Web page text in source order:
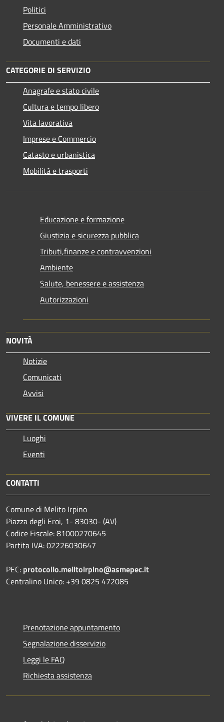
Politici
Personale Amministrativo
Documenti e dati
CATEGORIE DI SERVIZIO
Anagrafe e stato civile
Cultura e tempo libero
Vita lavorativa
Imprese e Commercio
Catasto e urbanistica
Mobilità e trasporti
Educazione e formazione
Giustizia e sicurezza pubblica
Tributi,finanze e contravvenzioni
Ambiente
Salute, benessere e assistenza
Autorizzazioni
NOVITÀ
Notizie
Comunicati
Avvisi
VIVERE IL COMUNE
Luoghi
Eventi
CONTATTI
Comune di Melito Irpino
Piazza degli Eroi, 1- 83030- (AV)
Codice Fiscale: 81000270645
Partita IVA: 02226030647
PEC: protocollo.melitoirpino@asmepec.it
Centralino Unico: +39 0825 472085
Prenotazione appuntamento
Segnalazione disservizio
Leggi le FAQ
Richiesta assistenza